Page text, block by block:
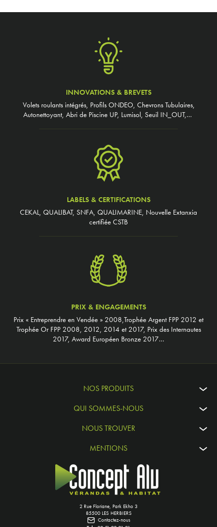
INNOVATIONS & BREVETS
Volets roulants intégrés, Profils ONDEO, Chevrons Tubulaires,
Autonettoyant, Abri de Piscine UP, Lumisol, Seuil IN_OUT,…
LABELS & CERTIFICATIONS
CEKAL, QUALIBAT, SNFA, QUALIMARINE, Nouvelle Extanxia
certifiée CSTB
PRIX & ENGAGEMENTS
Prix « Entreprendre en Vendée » 2008,Trophée Argent FPP 2012 et
Trophée Or FPP 2008, 2012, 2014 et 2017, Prix des Internautes
2017, Award Européen Bronze 2017…
NOS PRODUITS
QUI SOMMES-NOUS
NOUS TROUVER
MENTIONS
2 Rue Floriane, Park Ekho 3
85500 LES HERBIERS
Contactez-nous